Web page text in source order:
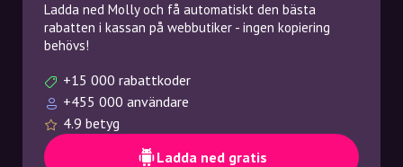
Ladda ned Molly och få automatiskt den bästa
rabatten i kassan på webbutiker - ingen kopiering
behövs!
+15 000 rabattkoder
+455 000 användare
4.9 betyg
Ladda ned gratis